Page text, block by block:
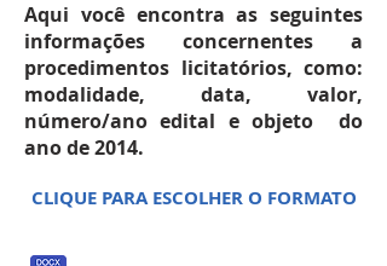
Aqui você encontra as seguintes
informações concernentes a
procedimentos licitatórios, como:
modalidade, data, valor,
número/ano edital e objeto do
ano de 2014.
CLIQUE PARA ESCOLHER O FORMATO